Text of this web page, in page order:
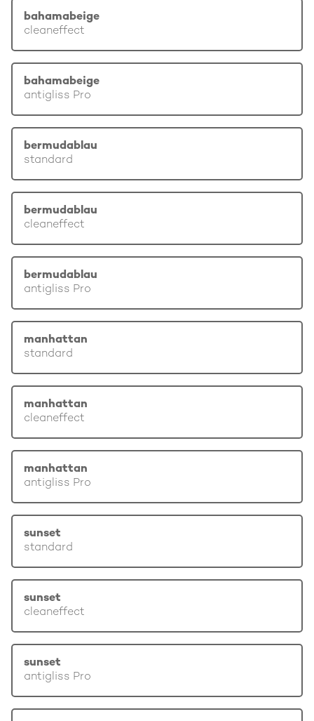
bahamabeige
cleaneffect
bahamabeige
antigliss Pro
bermudablau
standard
bermudablau
cleaneffect
bermudablau
antigliss Pro
manhattan
standard
manhattan
cleaneffect
manhattan
antigliss Pro
sunset
standard
sunset
cleaneffect
sunset
antigliss Pro